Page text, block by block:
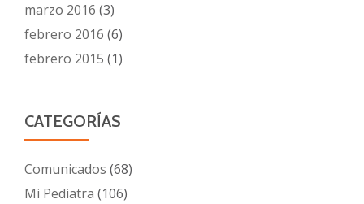
marzo 2016 (3)
febrero 2016 (6)
febrero 2015 (1)
CATEGORÍAS
Comunicados (68)
Mi Pediatra (106)